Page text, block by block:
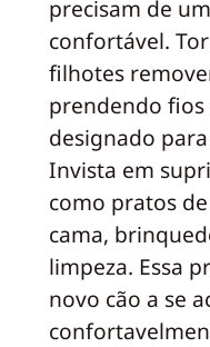
precisam de
confortável.
filhotes
prendendo fios
designado
Invista em
como pratos
cama,
limpeza. Essa
novo cão a se